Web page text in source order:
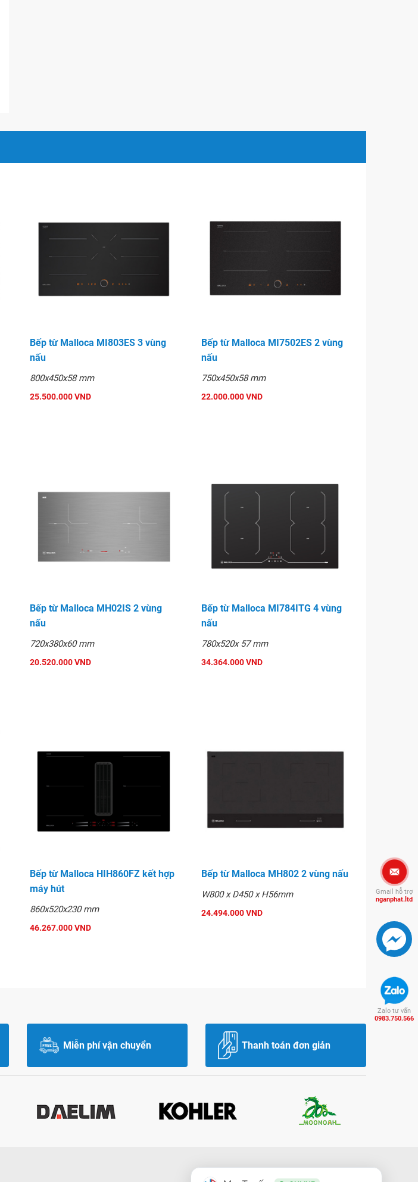
Bếp từ Malloca MI803ES 3 vùng
nấu
800x450x58 mm
25.500.000 VND
Bếp từ Malloca MI7502ES 2 vùng
nấu
750x450x58 mm
22.000.000 VND
Bếp từ Malloca MH02IS 2 vùng
nấu
720x380x60 mm
20.520.000 VND
Bếp từ Malloca MI784ITG 4 vùng
nấu
780x520x 57 mm
34.364.000 VND
Bếp từ Malloca HIH860FZ kết hợp
máy hút
860x520x230 mm
46.267.000 VND
Bếp từ Malloca MH802 2 vùng nấu
W800 x D450 x H56mm
24.494.000 VND
Miễn phí vận chuyển Thanh toán đơn giản
Gmail hỗ trợ
nganphat.ltd
Zalo tư vấn
0983.750.566